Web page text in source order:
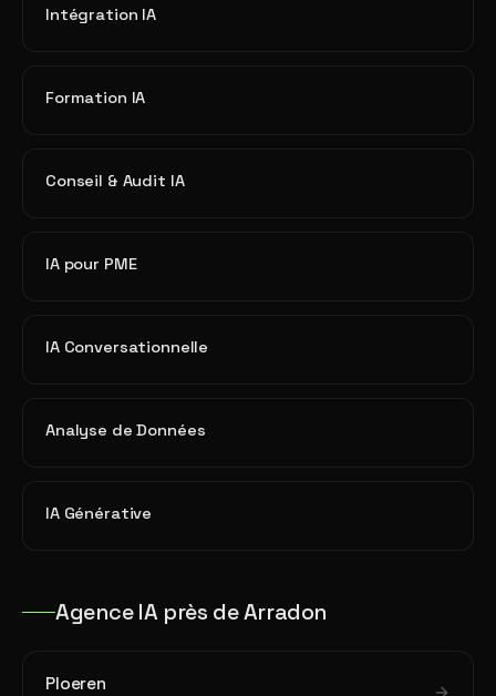
Intégration IA
Formation IA
Conseil & Audit IA
IA pour PME
IA Conversationnelle
Analyse de Données
IA Générative
Agence IA près de Arradon
Ploeren